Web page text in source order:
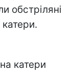
обстріляні
катери